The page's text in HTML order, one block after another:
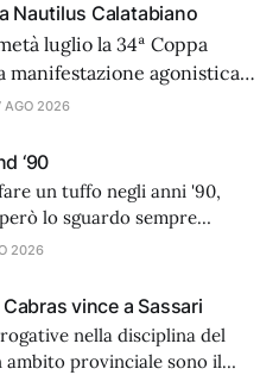
Nautilus Calatabiano
luglio la 34ª Coppa
manifestazione agonistica
che ha visto 81
cimentarsi in una
una serata
da condizioni meteo-
il vero
AGO 2026
‘90
un tuffo negli anni '90,
lo sguardo sempre
L’8 luglio scorso, nella
a Roma, Honda
parte a Rewind '90s,
party che ha
2026
vince a Sassari
nella disciplina del
ambito provinciale sono il